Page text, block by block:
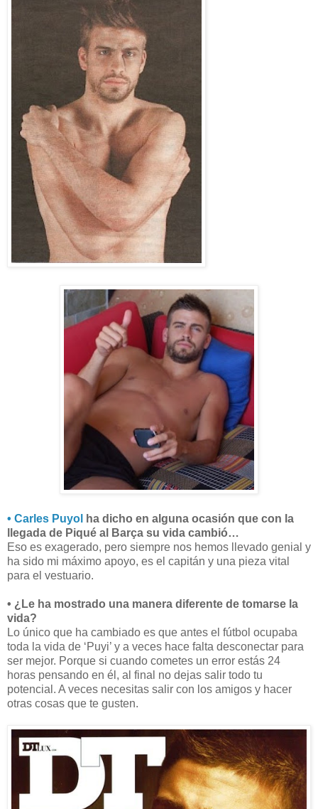
• Carles Puyol
ha dicho en alguna ocasión que con la
llegada de Piqué al Barça su vida cambió…
Eso es exagerado, pero siempre nos hemos llevado genial y
ha sido mi máximo apoyo, es el capitán y una pieza vital
para el vestuario.
• ¿Le ha mostrado una manera diferente de tomarse la
vida?
Lo único que ha cambiado es que antes el fútbol ocupaba
toda la vida de ‘Puyi’ y a veces hace falta desconectar para
ser mejor. Porque si cuando cometes un error estás 24
horas pensando en él, al final no dejas salir todo tu
potencial. A veces necesitas salir con los amigos y hacer
otras cosas que te gusten.